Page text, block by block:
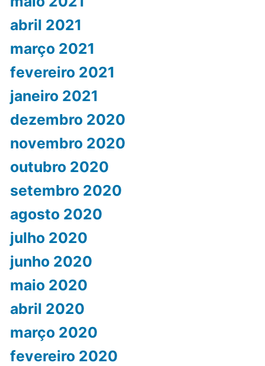
abril 2021
março 2021
fevereiro 2021
janeiro 2021
dezembro 2020
novembro 2020
outubro 2020
setembro 2020
agosto 2020
julho 2020
junho 2020
maio 2020
abril 2020
março 2020
fevereiro 2020